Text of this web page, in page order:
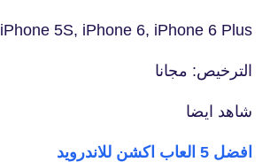
iPhone 5S, iPhone 6, iPhone 6 Plus وغيرها.
الترخيص: مجانا
شاهد ايضا
افضل 5 العاب اكشن للاندرويد